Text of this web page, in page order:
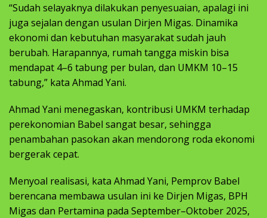
“Sudah selayaknya dilakukan penyesuaian, apalagi ini
juga sejalan dengan usulan Dirjen Migas. Dinamika
ekonomi dan kebutuhan masyarakat sudah jauh
berubah. Harapannya, rumah tangga miskin bisa
mendapat 4–6 tabung per bulan, dan UMKM 10–15
tabung,” kata Ahmad Yani.
Ahmad Yani menegaskan, kontribusi UMKM terhadap
perekonomian Babel sangat besar, sehingga
penambahan pasokan akan mendorong roda ekonomi
bergerak cepat.
Menyoal realisasi, kata Ahmad Yani, Pemprov Babel
berencana membawa usulan ini ke Dirjen Migas, BPH
Migas dan Pertamina pada September–Oktober 2025,